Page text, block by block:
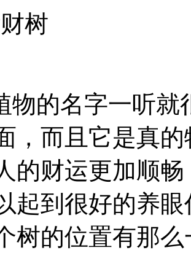
树
物的名字一听就
，而且它是真
的财运更加顺
起到很好的养
树的位置有那